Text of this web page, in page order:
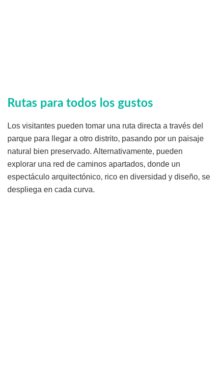
Rutas para todos los gustos
Los visitantes pueden tomar una ruta directa a través del
parque para llegar a otro distrito, pasando por un paisaje
natural bien preservado. Alternativamente, pueden
explorar una red de caminos apartados, donde un
espectáculo arquitectónico, rico en diversidad y diseño, se
despliega en cada curva.